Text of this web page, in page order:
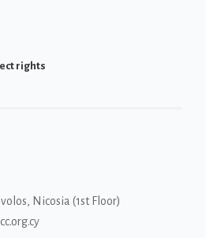
rights
Nicosia (1st Floor)